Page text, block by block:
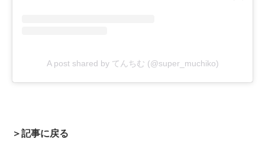
A post shared by てんちむ (@super_muchiko)
＞記事に戻る